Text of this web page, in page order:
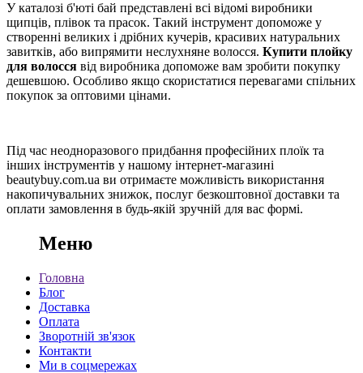
У каталозі б'юті бай представлені всі відомі виробники
щипців, плівок та прасок. Такий інструмент допоможе у
створенні великих і дрібних кучерів, красивих натуральних
завитків, або випрямити неслухняне волосся. Купити плойку
для волосся від виробника допоможе вам зробити покупку
дешевшою. Особливо якщо скористатися перевагами спільних
покупок за оптовими цінами.
Під час неодноразового придбання професійних плоїк та
інших інструментів у нашому інтернет-магазині
beautybuy.com.ua ви отримаєте можливість використання
накопичувальних знижок, послуг безкоштовної доставки та
оплати замовлення в будь-якій зручній для вас формі.
Меню
Головна
Блог
Доставка
Оплата
Зворотній зв'язок
Контакти
Ми в соцмережах